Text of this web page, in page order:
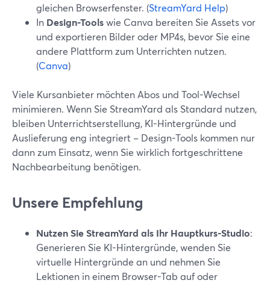
gleichen Browserfenster. (StreamYard Help)
In Design-Toolswie Canva bereiten Sie Assets vor
und exportieren Bilder oder MP4s, bevor Sie eine
andere Plattform zum Unterrichten nutzen.
(Canva)
Viele Kursanbieter möchten Abos und Tool-Wechsel
minimieren. Wenn Sie StreamYard als Standard nutzen,
bleiben Unterrichtserstellung, KI-Hintergründe und
Auslieferung eng integriert – Design-Tools kommen nur
dann zum Einsatz, wenn Sie wirklich fortgeschrittene
Nachbearbeitung benötigen.
Unsere Empfehlung
Nutzen Sie StreamYard als Ihr Hauptkurs-Studio:
Generieren Sie KI-Hintergründe, wenden Sie
virtuelle Hintergründe an und nehmen Sie
Lektionen in einem Browser-Tab auf oder